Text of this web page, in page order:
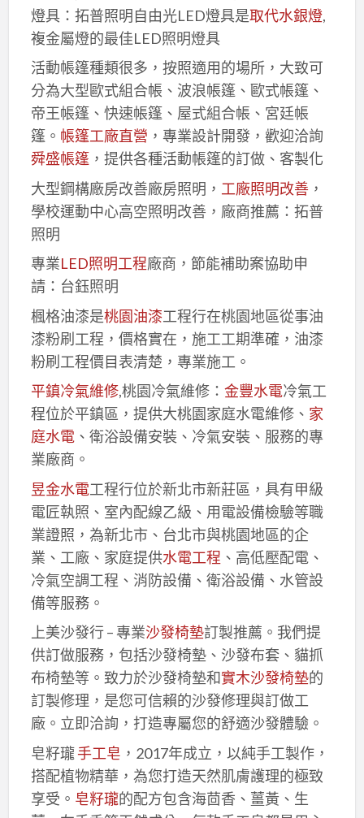
燈具：拓普照明自由光LED燈具是取代水銀燈,
複金屬燈的最佳LED照明燈具
活動帳篷種類很多，按照適用的場所，大致可
分為大型歐式組合帳、波浪帳篷、歐式帳篷、
帝王帳篷、快速帳篷、屋式組合帳、宮廷帳
篷。 帳篷工廠直營 ，專業設計開發，歡迎洽詢
舜盛帳篷，提供各種活動帳篷的訂做、客製化
大型鋼構廠房改善廠房照明， 工廠照明改善，
學校運動中心高空照明改善，廠商推薦：拓普
照明
專業LED照明工程廠商，節能補助案協助申
請：台鈺照明
楓格油漆是桃園油漆工程行在桃園地區從事油
漆粉刷工程，價格實在，施工工期準確，油漆
粉刷工程價目表清楚，專業施工。
平鎮冷氣維修,桃園冷氣維修： 金豐水電冷氣工
程位於平鎮區，提供大桃園家庭水電維修、 家
庭水電、衛浴設備安裝、冷氣安裝、服務的專
業廠商。
昱金水電工程行位於新北市新莊區，具有甲級
電匠執照、室內配線乙級、用電設備檢驗等職
業證照，為新北市、台北市與桃園地區的企
業、工廠、家庭提供水電工程 、高低壓配電、
冷氣空調工程、消防設備、衛浴設備、水管設
備等服務。
上美沙發行 – 專業沙發椅墊訂製推薦。我們提
供訂做服務，包括沙發椅墊、沙發布套、貓抓
布椅墊等。致力於沙發椅墊和實木沙發椅墊的
訂製修理，是您可信賴的沙發修理與訂做工
廠。立即洽詢，打造專屬您的舒適沙發體驗。
皂籽瓏手工皂 ，2017年成立，以純手工製作，
搭配植物精華，為您打造天然肌膚護理的極致
享受。 皂籽瓏的配方包含海茴香、薑黃、生